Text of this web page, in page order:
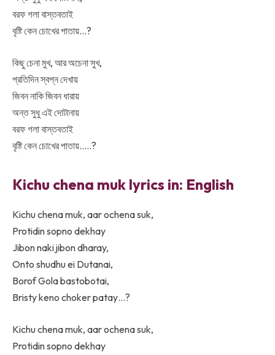
বরফ গলা বাস্তবতাই
বৃষ্টি কেন চোখের পাতায়…?
কিছু চেনা মুখ, আর অচেনা সুখ,
প্রতিদিন স্বপ্ন দেখায়
জিবন নাকি জিবন ধারায়
অন্ত সুধু এই দোটানায়
বরফ গলা বাস্তবতাই
বৃষ্টি কেন চোখের পাতায়…..?
Kichu chena muk lyrics in: English
Kichu chena muk, aar ochena suk,
Protidin sopno dekhay
Jibon naki jibon dharay,
Onto shudhu ei Dutanai,
Borof Gola bastobotai,
Bristy keno choker patay…?
Kichu chena muk, aar ochena suk,
Protidin sopno dekhay